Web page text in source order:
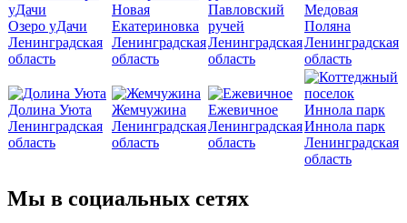
Озеро уДачи
Ленинградская
область
Новая
Екатериновка
Ленинградская
область
Павловский
ручей
Ленинградская
область
Медовая
Поляна
Ленинградская
область
Долина Уюта
Ленинградская
область
Жемчужина
Ленинградская
область
Ежевичное
Ленинградская
область
Иннола парк
Ленинградская
область
Мы в социальных сетях